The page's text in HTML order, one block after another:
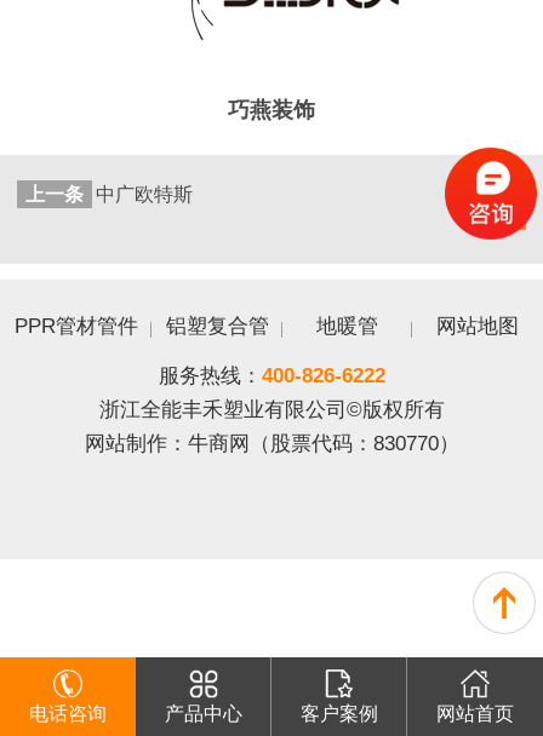
巧燕装饰
返回
列表
上一条 中广欧特斯
PPR管材管件 铝塑复合管 地暖管 网站地图
服务热线： 400-826-6222
浙江全能丰禾塑业有限公司©版权所有
网站制作： 牛商网 （股票代码：830770）
电话咨询 产品中心 客户案例 网站首页